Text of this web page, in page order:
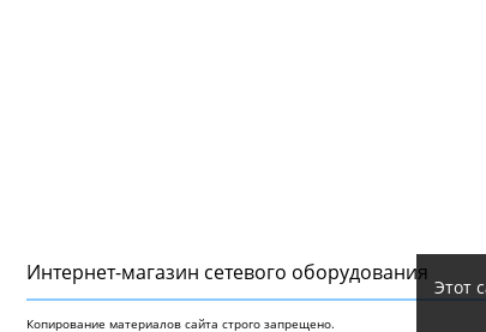
Интернет-магазин сетeвого оборудования
Копирование материалов сайта строго запрещено.
Этот